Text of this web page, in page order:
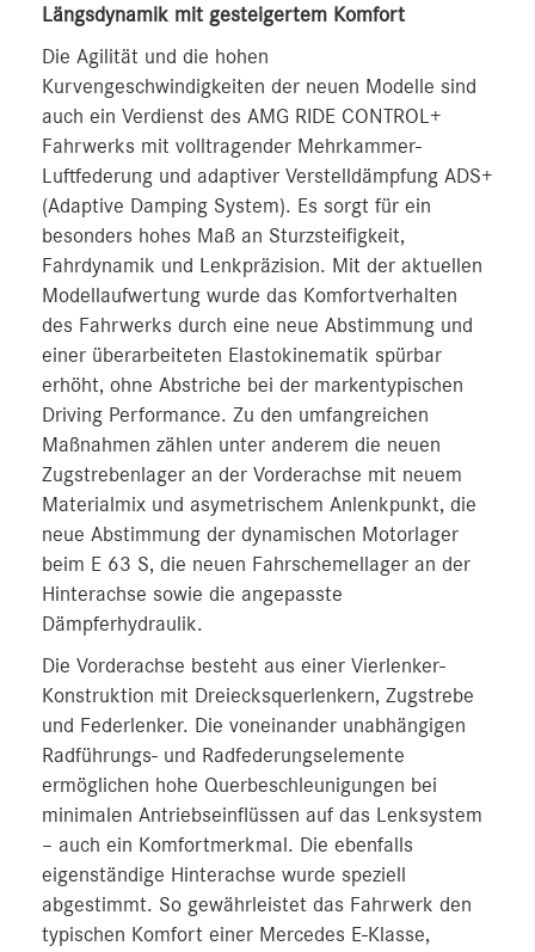
Längsdynamik mit gesteigertem Komfort
Die Agilität und die hohen
Kurvengeschwindigkeiten der neuen Modelle sind
auch ein Verdienst des AMG RIDE CONTROL+
Fahrwerks mit volltragender Mehrkammer-
Luftfederung und adaptiver Verstelldämpfung ADS+
(Adaptive Damping System). Es sorgt für ein
besonders hohes Maß an Sturzsteifigkeit,
Fahrdynamik und Lenkpräzision. Mit der aktuellen
Modellaufwertung wurde das Komfortverhalten
des Fahrwerks durch eine neue Abstimmung und
einer überarbeiteten Elastokinematik spürbar
erhöht, ohne Abstriche bei der markentypischen
Driving Performance. Zu den umfangreichen
Maßnahmen zählen unter anderem die neuen
Zugstrebenlager an der Vorderachse mit neuem
Materialmix und asymetrischem Anlenkpunkt, die
neue Abstimmung der dynamischen Motorlager
beim E 63 S, die neuen Fahrschemellager an der
Hinterachse sowie die angepasste
Dämpferhydraulik.
Die Vorderachse besteht aus einer Vierlenker-
Konstruktion mit Dreiecksquerlenkern, Zugstrebe
und Federlenker. Die voneinander unabhängigen
Radführungs- und Radfederungselemente
ermöglichen hohe Querbeschleunigungen bei
minimalen Antriebseinflüssen auf das Lenksystem
– auch ein Komfortmerkmal. Die ebenfalls
eigenständige Hinterachse wurde speziell
abgestimmt. So gewährleistet das Fahrwerk den
typischen Komfort einer Mercedes E-Klasse,